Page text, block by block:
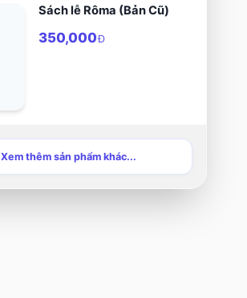
Sách lễ Rôma (Bản Cũ)
350,000Đ
Xem thêm sản phẩm khác...